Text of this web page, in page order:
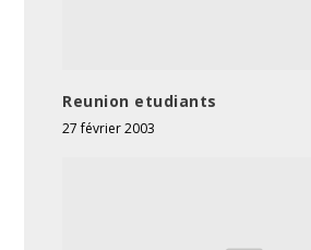
Reunion etudiants
27 février 2003